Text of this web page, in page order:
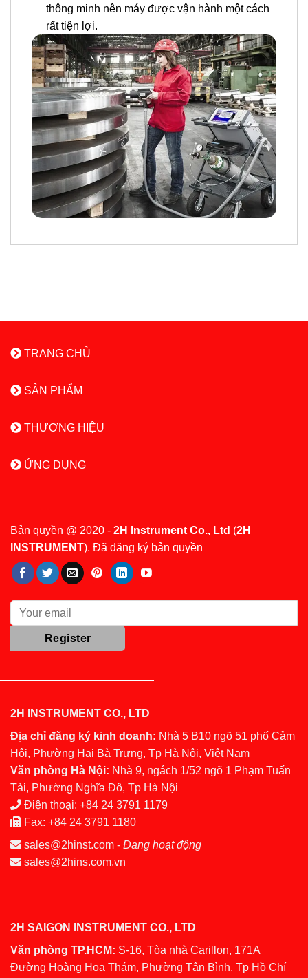
thông minh nên máy được vận hành một cách
rất tiện lợi.
TRANG CHỦ
SẢN PHẨM
THƯƠNG HIỆU
ỨNG DỤNG
Bản quyền @ 2020 - 2H Instrument Co., Ltd (2H
INSTRUMENT). Đã đăng ký bản quyền
2H INSTRUMENT CO., LTD
Địa chỉ đăng ký kinh doanh: Nhà 5 B10 ngõ 51 phố Cảm
Hội, Phường Hai Bà Trưng, Tp Hà Nội, Việt Nam
Văn phòng Hà Nội: Nhà 9, ngách 1/52 ngõ 1 Phạm Tuấn
Tài, Phường Nghĩa Đô, Tp Hà Nội
Điện thoại: +84 24 3791 1179
Fax: +84 24 3791 1180
sales@2hinst.com - Đang hoạt động
sales@2hins.com.vn
2H SAIGON INSTRUMENT CO., LTD
Văn phòng TP.HCM: S-16, Tòa nhà Carillon, 171A
Đường Hoàng Hoa Thám, Phường Tân Bình, Tp Hồ Chí